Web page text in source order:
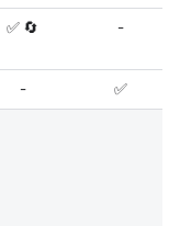
✅ 🔄 -
- ✅